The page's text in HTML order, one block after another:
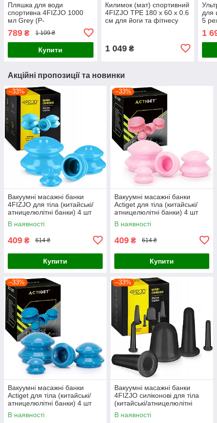
Пляшка для води
спортивна 4FIZJO 1000
мл Grey (P-
789 ₴ 1 109 ₴
Купити
Килимок (мат) спортивний
4FIZJO TPE 180 x 60 x 0.6
см для йоги та фітнесу
1 049₴
для
5
1
Акційні пропозиції та новинки
–33%
Вакуумні масажні банки
4FIZJO для тіла (китайські/
атницелюлітні банки) 4 шт
Blue (P-5907739312204)
В наявності
409 ₴ 614 ₴
Купити
–33%
Вакуумні масажні банки
Actiget для тіла (китайські/
атницелюлітні банки) 4 шт
ACT0027 Pink
В наявності
409 ₴ 614 ₴
Купити
–33%
Вакуумні масажні банки
Actiget для тіла (китайські/
атницелюлітні банки) 4 шт
ACT0026 Blue
В наявності
–33%
Вакуумні масажні банки
4FIZJO силіконові для тіла
(китайські/атницелюлітні
банки) 5 шт Black (P-
5907739314949)
В наявності